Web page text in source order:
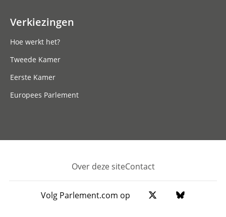
Verkiezingen
Hoe werkt het?
Tweede Kamer
Eerste Kamer
Europees Parlement
Footer
Over deze siteContact
Volg Parlement.com op